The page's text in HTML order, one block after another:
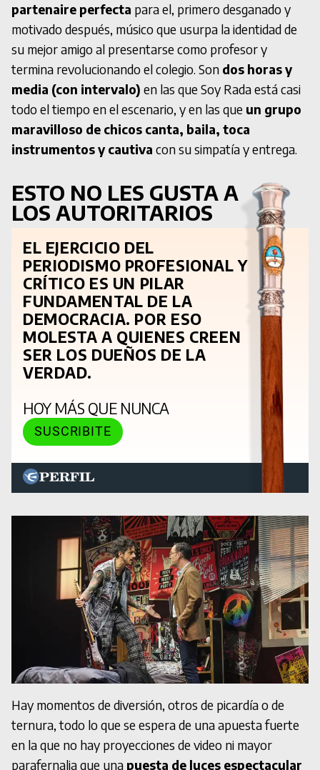
partenaire perfecta para el, primero desganado y
motivado después, músico que usurpa la identidad de
su mejor amigo al presentarse como profesor y
termina revolucionando el colegio. Son dos horas y
media (con intervalo) en las que Soy Rada está casi
todo el tiempo en el escenario, y en las que un grupo
maravilloso de chicos canta, baila, toca
instrumentos y cautiva con su simpatía y entrega.
ESTO NO LES GUSTA A
LOS AUTORITARIOS
EL EJERCICIO DEL
PERIODISMO PROFESIONAL Y
CRÍTICO ES UN PILAR
FUNDAMENTAL DE LA
DEMOCRACIA. POR ESO
MOLESTA A QUIENES CREEN
SER LOS DUEÑOS DE LA
VERDAD.
HOY MÁS QUE NUNCA
SUSCRIBITE
Hay momentos de diversión, otros de picardía o de
ternura, todo lo que se espera de una apuesta fuerte
en la que no hay proyecciones de video ni mayor
parafernalia que una puesta de luces espectacular